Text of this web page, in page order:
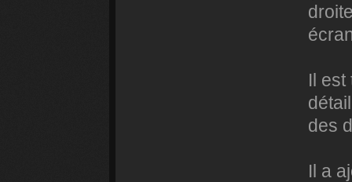
Il
des
Il a